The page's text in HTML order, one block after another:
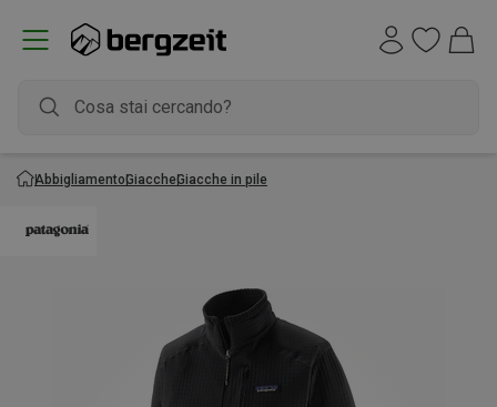
AbbigliamentoGiaccheGiacche in pile